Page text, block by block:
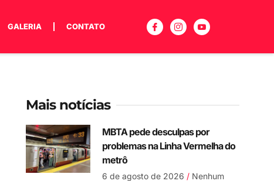
GALERIA CONTATO
Mais notícias
MBTA pede desculpas por
problemas na Linha Vermelha do
metrô
6 de agosto de 2026 Nenhum